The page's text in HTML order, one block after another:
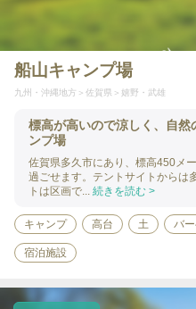
船山キャンプ場
九州・沖縄地方 佐賀県 嬉野・武雄
標高が高いので涼しく、自
ンプ場
佐賀県多久市にあり、標高450メ
過ごせます。テントサイトからは
トは区画で... 続きを読む >
キャンプ 高台 土 バ
宿泊施設